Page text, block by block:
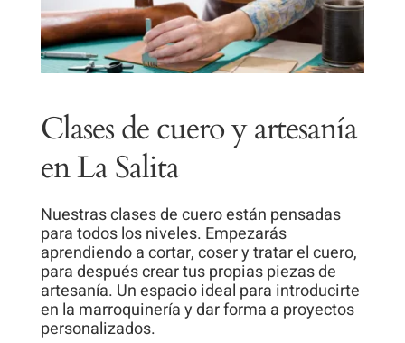
Clases de cuero y artesanía
en La Salita
Nuestras clases de cuero están pensadas
para todos los niveles. Empezarás
aprendiendo a cortar, coser y tratar el cuero,
para después crear tus propias piezas de
artesanía. Un espacio ideal para introducirte
en la marroquinería y dar forma a proyectos
personalizados.
funcionalidades
desaparecerán
de la web.